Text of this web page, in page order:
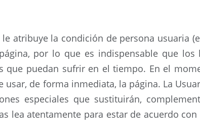
atribuye la condición de persona usuaria
por lo que es indispensable que los
que puedan sufrir en el tiempo. En el
de forma inmediata, la página. La
especiales que sustituirán,
lea atentamente para estar de acuerdo